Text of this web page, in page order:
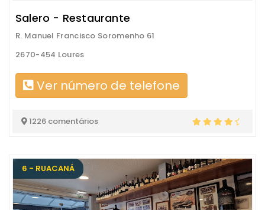
Salero - Restaurante
R. Manuel Francisco Soromenho 61
2670-454 Loures
Ver número de telefone
1226 comentários
6 - RUACANÁ